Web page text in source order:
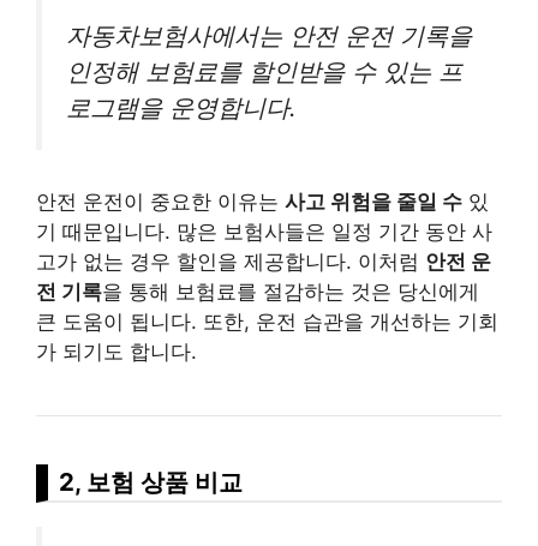
자동차보험사에서는 안전 운전 기록을
인정해 보험료를 할인받을 수 있는 프
로그램을 운영합니다.
안전 운전이 중요한 이유는 사고 위험을 줄일 수 있
기 때문입니다. 많은 보험사들은 일정 기간 동안 사
고가 없는 경우 할인을 제공합니다. 이처럼 안전 운
전 기록을 통해 보험료를 절감하는 것은 당신에게
큰 도움이 됩니다. 또한, 운전 습관을 개선하는 기회
가 되기도 합니다.
2, 보험 상품 비교